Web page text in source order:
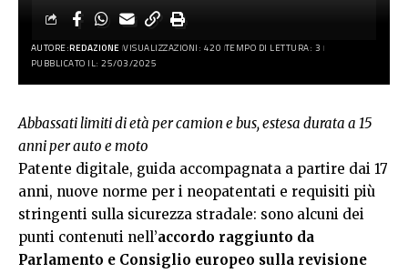
AUTORE:REDAZIONE VISUALIZZAZIONI: 420 TEMPO DI LETTURA: 3
PUBBLICATO IL: 25/03/2025
Abbassati limiti di età per camion e bus, estesa durata a 15
anni per auto e moto
Patente digitale, guida accompagnata a partire dai 17
anni, nuove norme per i neopatentati e requisiti più
stringenti sulla sicurezza stradale: sono alcuni dei
punti contenuti nell’accordo raggiunto da
Parlamento e Consiglio europeo sulla revisione